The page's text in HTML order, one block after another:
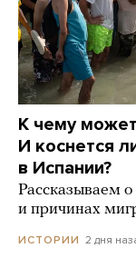
К чему
И коснется
в Испании?
Рассказываем
и причинах
ИСТОРИИ 2 дня